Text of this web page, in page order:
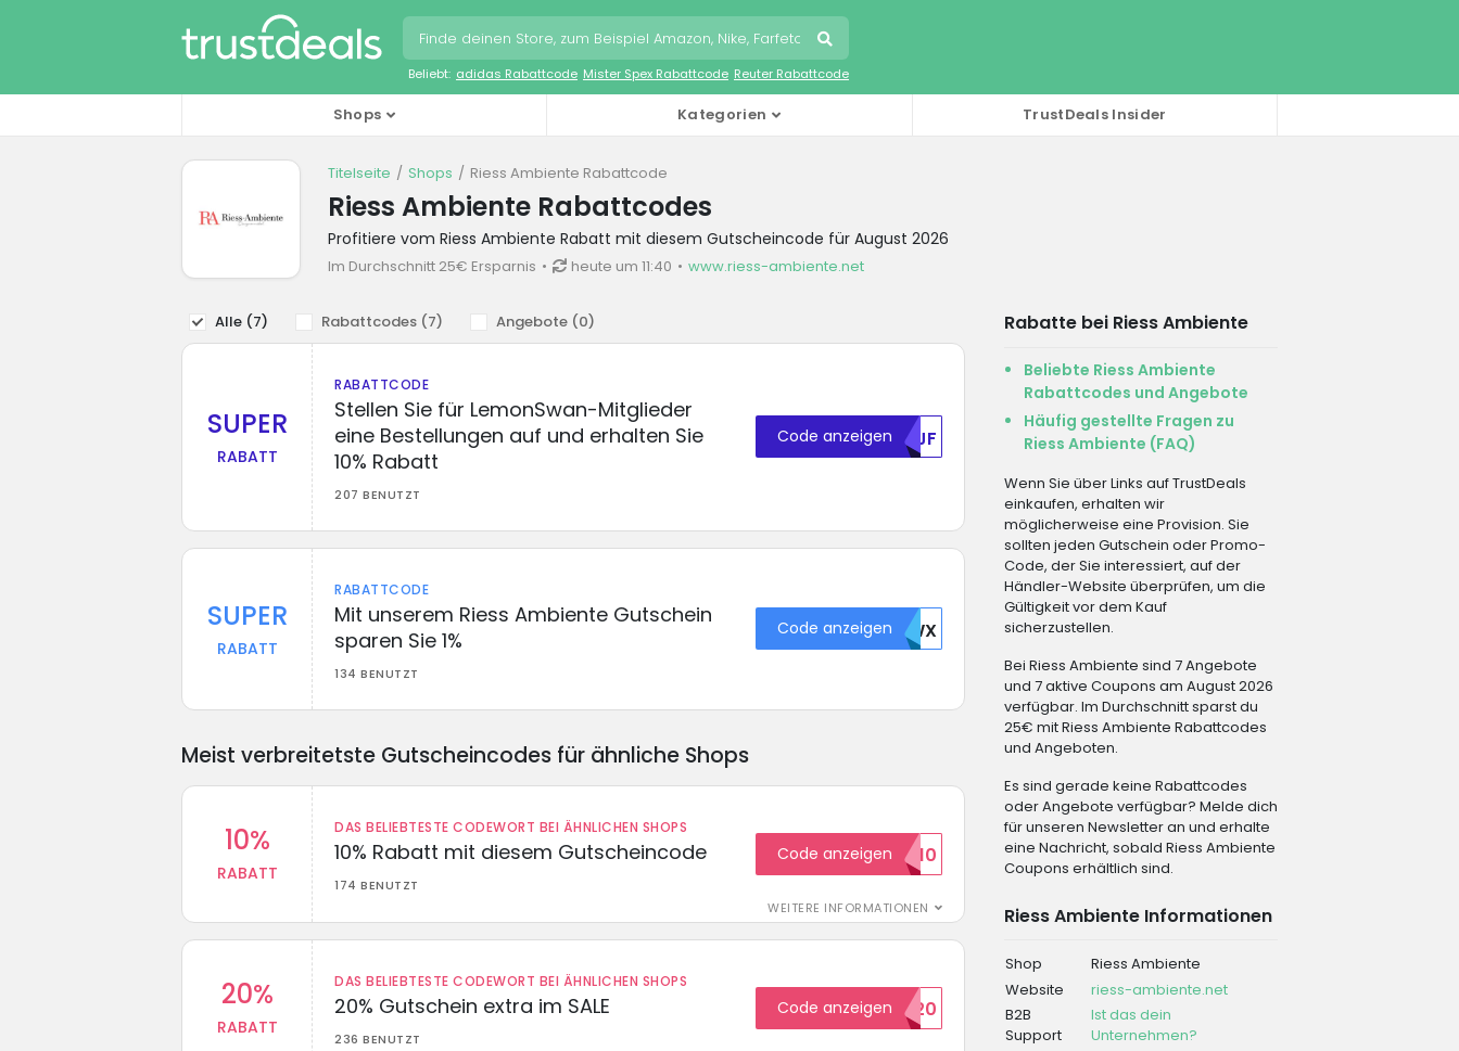
Beliebt: adidas Rabattcode Mister Spex Rabattcode Reuter Rabattcode
Shops Kategorien TrustDeals Insider
Titelseite Shops Riess Ambiente Rabattcode
Riess Ambiente Rabattcodes
Profitiere vom Riess Ambiente Rabatt mit diesem Gutscheincode für August 2026
Im Durchschnitt 25€ Ersparnis heute um 11:40 www.riess-ambiente.net
Alle (7) Rabattcodes (7) Angebote (0)
SUPER
RABATT
RABATTCODE
Stellen Sie für LemonSwan-Mitglieder
eine Bestellungen auf und erhalten Sie
10% Rabatt
207 BENUTZT
Code anzeigen U1JF
SUPER
RABATT
RABATTCODE
Mit unserem Riess Ambiente Gutschein
sparen Sie 1%
134 BENUTZT
Code anzeigenTEWX
Meist verbreitetste Gutscheincodes für ähnliche Shops
10%
RABATT
DAS BELIEBTESTE CODEWORT BEI ÄHNLICHEN SHOPS
10% Rabatt mit diesem Gutscheincode
174 BENUTZT
WEITERE INFORMATIONEN
Code anzeigenEXTRA10
20%
RABATT
DAS BELIEBTESTE CODEWORT BEI ÄHNLICHEN SHOPS
20% Gutschein extra im SALE
236 BENUTZT
Code anzeigenSALE20
Rabatte bei Riess Ambiente
Beliebte Riess Ambiente
Rabattcodes und Angebote
Häufig gestellte Fragen zu
Riess Ambiente (FAQ)
Wenn Sie über Links auf TrustDeals
einkaufen, erhalten wir
möglicherweise eine Provision. Sie
sollten jeden Gutschein oder Promo-
Code, der Sie interessiert, auf der
Händler-Website überprüfen, um die
Gültigkeit vor dem Kauf
sicherzustellen.
Bei Riess Ambiente sind 7 Angebote
und 7 aktive Coupons am August 2026
verfügbar. Im Durchschnitt sparst du
25€ mit Riess Ambiente Rabattcodes
und Angeboten.
Es sind gerade keine Rabattcodes
oder Angebote verfügbar? Melde dich
für unseren Newsletter an und erhalte
eine Nachricht, sobald Riess Ambiente
Coupons erhältlich sind.
Riess Ambiente Informationen
Shop
Riess Ambiente
Website
riess-ambiente.net
B2B
Support
Ist das dein
Unternehmen?